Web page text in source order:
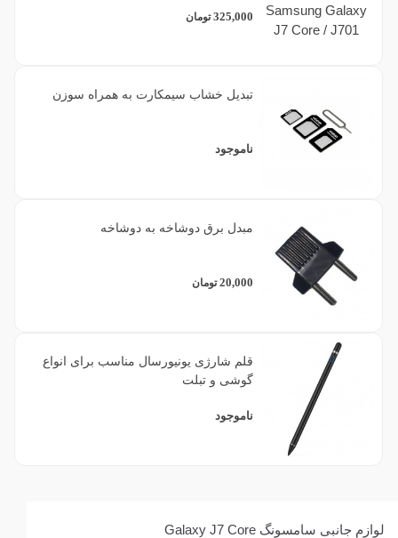
325,000 تومان
تبدیل خشاب سیمکارت به همراه سوزن
ناموجود
مبدل برق دوشاخه به دوشاخه
20,000 تومان
قلم شارژی یونیورسال مناسب برای انواع
گوشی و تبلت
ناموجود
لوازم جانبی سامسونگ Galaxy J7 Core